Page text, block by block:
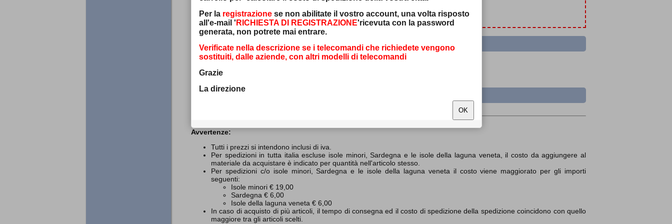
Per la registrazione se non abilitate il vostro account, una volta risposto
all'e-mail ' RICHIESTA DI REGISTRAZIONE'ricevuta con la password
generata, non potrete mai entrare.
Verificate nella descrizione se i telecomandi che richiedete vengono
sostituiti, dalle aziende, con altri modelli di telecomandi
Grazie
La direzione
Descrizione
Pellicola protettiva singola per Kn mobile H60 Plus
Avvertenze:
Tutti i prezzi si intendono inclusi di iva.
Per spedizioni in tutta italia escluse isole minori, Sardegna e le isole della laguna veneta, il costo da aggiungere al
materiale da acquistare è indicato per quantità nell'articolo stesso.
Per spedizioni c/o isole minori, Sardegna e le isole della laguna veneta il costo viene maggiorato per gli importi
seguenti:
Isole minori € 19,00
Sardegna € 6,00
Isole della laguna veneta € 6,00
In caso di acquisto di più articoli, il tempo di consegna ed il costo di spedizione della spedizione coincidono con quello
maggiore tra gli articoli scelti.